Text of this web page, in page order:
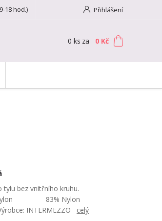
Přihlášení
18 hod.)
0 ks za 0 Kč
tylu bez vnitřního kruhu.
Nylon 83% Nylon
INTERMEZZO celý